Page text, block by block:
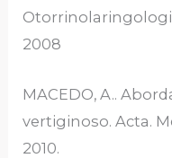
2008
MACEDO, A..
vertiginoso. Acta.
2010.